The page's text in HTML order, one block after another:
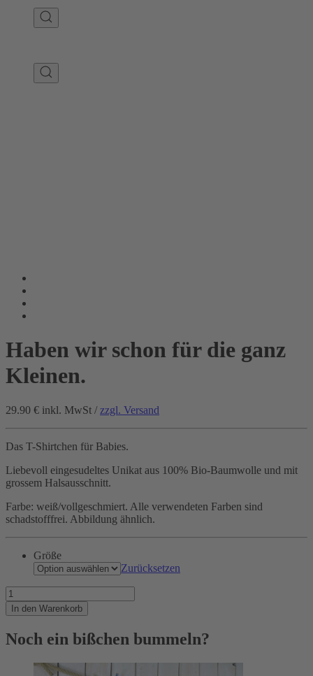
Haben wir schon für die ganz
Kleinen.
29.90 € inkl. MwSt / zzgl. Versand
Das T-Shirtchen für Babies.
Liebevoll eingesudeltes Unikat aus 100% Bio-Baumwolle und mit
grossem Halsausschnitt.
Farbe: weiß/vollgeschmiert. Alle verwendeten Farben sind
schadstofffrei. Abbildung ähnlich.
Größe
Zurücksetzen
Haben
wir
schon
die
Kleinen.
In den Warenkorb
Noch ein bißchen bummeln?